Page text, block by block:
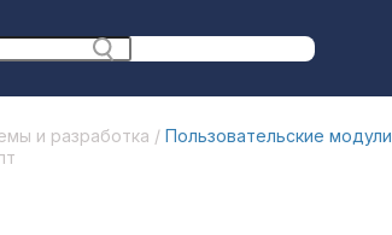
и разработка / Пользовательские модули